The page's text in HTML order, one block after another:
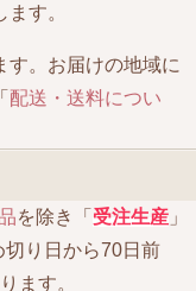
す。
す。お届けの地域に
配送・送料につい
を除き「 受注生産 」
切り日から70日前
ます。